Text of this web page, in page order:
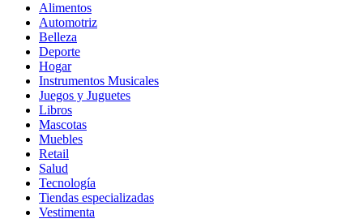
Alimentos
Automotriz
Belleza
Deporte
Hogar
Instrumentos Musicales
Juegos y Juguetes
Libros
Mascotas
Muebles
Retail
Salud
Tecnología
Tiendas especializadas
Vestimenta